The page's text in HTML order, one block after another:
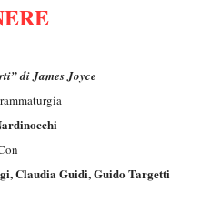
di James Joyce
Claudia Guidi, Guido Targetti